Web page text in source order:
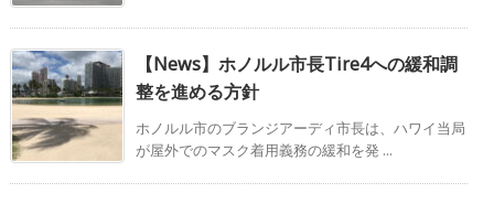
【News】ホノルル市長Tire4への緩和調
整を進める方針
ホノルル市のブランジアーディ市長は、ハワイ当局
が屋外でのマスク着用義務の緩和を発 ...